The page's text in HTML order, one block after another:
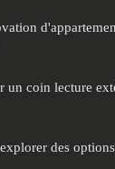
un coin lecture
des